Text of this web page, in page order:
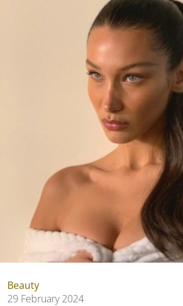
Beauty
29 February 2024